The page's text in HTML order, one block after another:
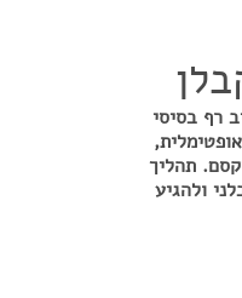
רף בסיסי
תהליך
ולהגיע